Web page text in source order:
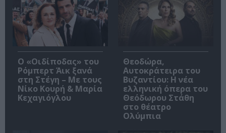
O «Οιδίποδας» του
Ρόμπερτ Άικ ξανά
στη Στέγη – Με τους
Νίκο Κουρή & Μαρία
Κεχαγιόγλου
Θεοδώρα,
Αυτοκράτειρα του
Βυζαντίου: Η νέα
ελληνική όπερα του
Θεόδωρου Στάθη
στο θέατρο
Ολύμπια